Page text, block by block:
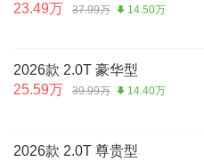
23.49万
37.99万 14.50万
2026款 2.0T 豪华型
25.59万
39.99万 14.40万
2026款 2.0T 尊贵型